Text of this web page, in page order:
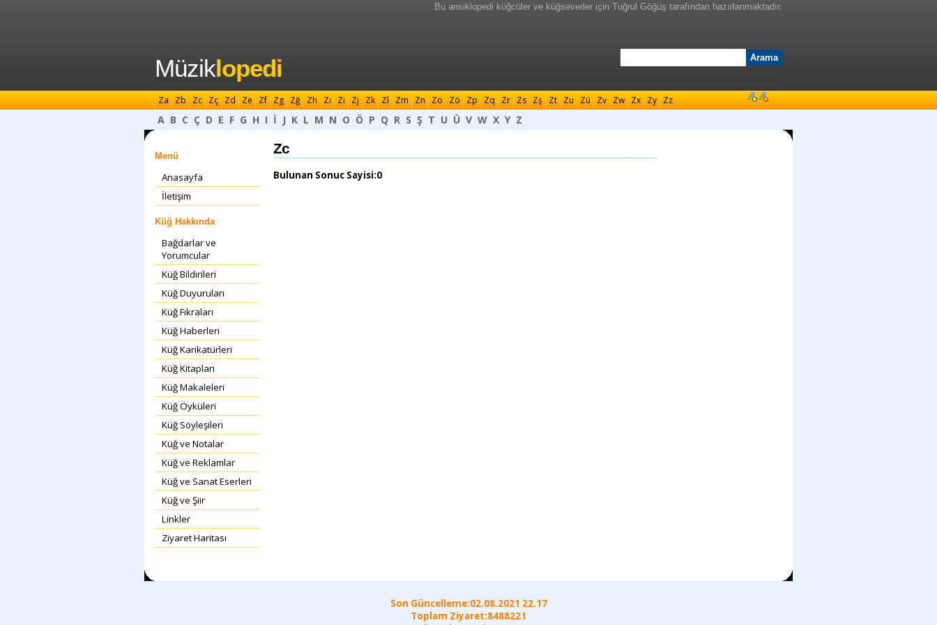
Bu ansiklopedi küğcüler ve küğseverler için Tuğrul Göğüş tarafından hazırlanmaktadır.
Müziklopedi
Za Zb Zc Zç Zd Ze Zf Zg Zğ Zh Zı Zi Zj Zk Zl Zm Zn Zo Zö Zp Zq Zr Zs Zş Zt Zu Zü Zv Zw Zx Zy Zz
A B C Ç D E F G H I İ J K L M N O Ö P Q R S Ş T U Ü V W X Y Z
Menü
Anasayfa
İletişim
Küğ Hakkında
Bağdarlar ve
Yorumcular
Küğ Bildirileri
Küğ Duyuruları
Küğ Fıkraları
Küğ Haberleri
Küğ Karikatürleri
Küğ Kitapları
Küğ Makaleleri
Küğ Öyküleri
Küğ Söyleşileri
Küğ ve Notalar
Küğ ve Reklamlar
Küğ ve Sanat Eserleri
Küğ ve Şiir
Linkler
Ziyaret Haritası
Zc
Bulunan Sonuc Sayisi:0
Son Güncelleme:02.08.2021 22.17
Toplam Ziyaret:8488221